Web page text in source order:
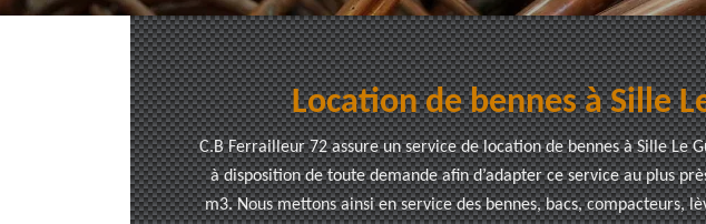
Location de bennes à Sille
C.B Ferrailleur 72 assure un service de location de bennes à Sille
à disposition de toute demande afin d’adapter ce service au plus
m3. Nous mettons ainsi en service des bennes, bacs, compacteurs,